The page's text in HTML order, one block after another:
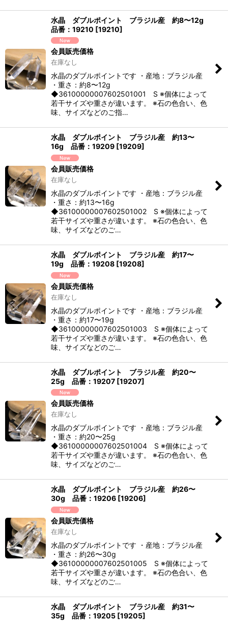
水晶 ダブルポイント ブラジル産 約8〜12g
品番：19210 [19210]
会員販売価格
在庫なし
水晶のダブルポイントです ・産地：ブラジル産
・重さ：約8〜12g
◆36100000007602501001 S ※個体によって
若干サイズや重さが違います。 ※石の色合い、色
味、サイズなどのご指…
水晶 ダブルポイント ブラジル産 約13〜
16g 品番：19209 [19209]
会員販売価格
在庫なし
水晶のダブルポイントです ・産地：ブラジル産
・重さ：約13〜16g
◆36100000007602501002 S ※個体によって
若干サイズや重さが違います。 ※石の色合い、色
味、サイズなどのご…
水晶 ダブルポイント ブラジル産 約17〜
19g 品番：19208 [19208]
会員販売価格
在庫なし
水晶のダブルポイントです ・産地：ブラジル産
・重さ：約17〜19g
◆36100000007602501003 S ※個体によって
若干サイズや重さが違います。 ※石の色合い、色
味、サイズなどのご…
水晶 ダブルポイント ブラジル産 約20〜
25g 品番：19207 [19207]
会員販売価格
在庫なし
水晶のダブルポイントです ・産地：ブラジル産
・重さ：約20〜25g
◆36100000007602501004 S ※個体によって
若干サイズや重さが違います。 ※石の色合い、色
味、サイズなどのご…
水晶 ダブルポイント ブラジル産 約26〜
30g 品番：19206 [19206]
会員販売価格
在庫なし
水晶のダブルポイントです ・産地：ブラジル産
・重さ：約26〜30g
◆36100000007602501005 S ※個体によって
若干サイズや重さが違います。 ※石の色合い、色
味、サイズなどのご…
水晶 ダブルポイント ブラジル産 約31〜
35g 品番：19205 [19205]